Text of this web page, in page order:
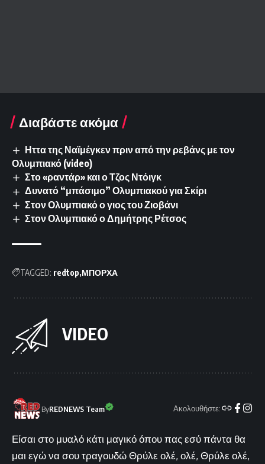
Διαβάστε ακόμα
Ηττα της Ναϊμέγκεν πριν από την ρεβάνς με τον
Ολυμπιακό (video)
Στο «ραντάρ» και ο Τζος Ντόιγκ
Δυνατό “μπάσιμο” Ολυμπιακού για Σκίρι
Στον Ολυμπιακό ο γιος του Ζιοβάνι
Στον Ολυμπιακό ο Δημήτρης Ρέτσος
TAGGED: redtop ΜΠΟΡΧΑ
VIDEO
ByREDNEWS Team Ακολουθήστε:
Είσαι στο μυαλό κάτι μαγικό όπου πας εσύ πάντα θα
μαι εγώ να σου τραγουδώ Θρύλε ολέ, ολέ, Θρύλε ολέ,